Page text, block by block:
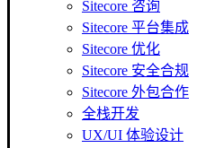
Sitecore 咨询
Sitecore 平台集成
Sitecore 优化
Sitecore 安全合规
Sitecore 外包合作
全栈开发
UX/UI 体验设计